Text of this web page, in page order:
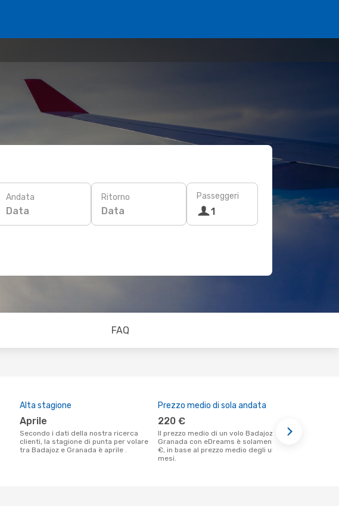
Andata
Data
Ritorno
Data
Passeggeri
1
FAQ
Alta stagione
aprile
Secondo i dati della nostra ricerca
clienti, la stagione di punta per volare
tra Badajoz e Granada è aprile .
Prezzo medio di sola andata
220 €
Il prezzo medio di un volo Badajoz -
Granada con eDreams è solamente 220
€, in base al prezzo medio degli ultimi
mesi.